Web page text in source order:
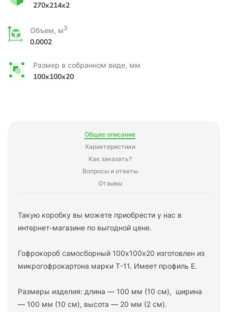
270x214x2
Объем, м3
0.0002
Размер в собранном виде, мм
100x100x20
Общее описание
Характеристики
Как заказать?
Вопросы и ответы
Отзывы
Такую коробку вы можете приобрести у нас в
интернет-магазине по выгодной цене.
Гофрокороб самосборный 100х100х20 изготовлен из
микрогофрокартона марки Т-11. Имеет профиль Е.
Размеры изделия: длина — 100 мм (10 см), ширина
— 100 мм (10 см), высота — 20 мм (2 см).